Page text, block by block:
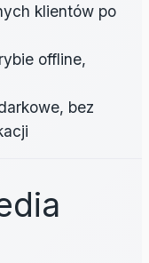
klientów po
offline,
bez